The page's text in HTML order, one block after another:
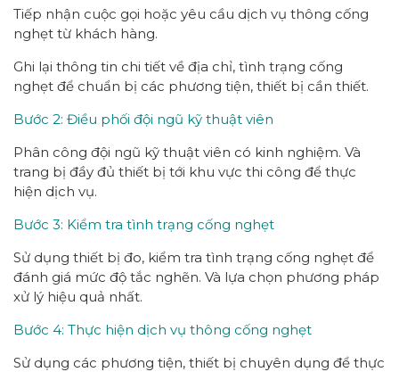
Tiếp nhận cuộc gọi hoặc yêu cầu dịch vụ thông cống
nghẹt từ khách hàng.
Ghi lại thông tin chi tiết về địa chỉ, tình trạng cống
nghẹt để chuẩn bị các phương tiện, thiết bị cần thiết.
Bước 2: Điều phối đội ngũ kỹ thuật viên
Phân công đội ngũ kỹ thuật viên có kinh nghiệm. Và
trang bị đầy đủ thiết bị tới khu vực thi công để thực
hiện dịch vụ.
Bước 3: Kiểm tra tình trạng cống nghẹt
Sử dụng thiết bị đo, kiểm tra tình trạng cống nghẹt để
đánh giá mức độ tắc nghẽn. Và lựa chọn phương pháp
xử lý hiệu quả nhất.
Bước 4: Thực hiện dịch vụ thông cống nghẹt
Sử dụng các phương tiện, thiết bị chuyên dụng để thực